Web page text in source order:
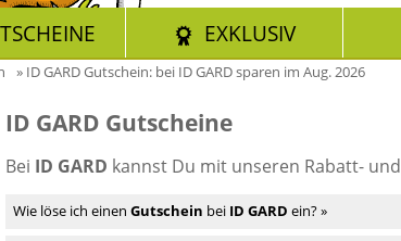
EXKLUSIV
» ID GARD Gutschein: bei ID GARD sparen im Aug. 2026
ID GARD Gutscheine
Bei ID GARD kannst Du mit unseren Rabatt- und
Wie löse ich einen Gutschein bei ID GARD ein? »